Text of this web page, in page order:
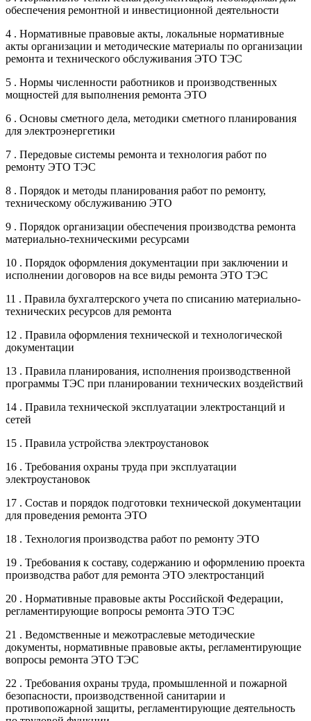
обеспечения ремонтной и инвестиционной деятельности
4 . Нормативные правовые акты, локальные нормативные
акты организации и методические материалы по организации
ремонта и технического обслуживания ЭТО ТЭС
5 . Нормы численности работников и производственных
мощностей для выполнения ремонта ЭТО
6 . Основы сметного дела, методики сметного планирования
для электроэнергетики
7 . Передовые системы ремонта и технология работ по
ремонту ЭТО ТЭС
8 . Порядок и методы планирования работ по ремонту,
техническому обслуживанию ЭТО
9 . Порядок организации обеспечения производства ремонта
материально-техническими ресурсами
10 . Порядок оформления документации при заключении и
исполнении договоров на все виды ремонта ЭТО ТЭС
11 . Правила бухгалтерского учета по списанию материально-
технических ресурсов для ремонта
12 . Правила оформления технической и технологической
документации
13 . Правила планирования, исполнения производственной
программы ТЭС при планировании технических воздействий
14 . Правила технической эксплуатации электростанций и
сетей
15 . Правила устройства электроустановок
16 . Требования охраны труда при эксплуатации
электроустановок
17 . Состав и порядок подготовки технической документации
для проведения ремонта ЭТО
18 . Технология производства работ по ремонту ЭТО
19 . Требования к составу, содержанию и оформлению проекта
производства работ для ремонта ЭТО электростанций
20 . Нормативные правовые акты Российской Федерации,
регламентирующие вопросы ремонта ЭТО ТЭС
21 . Ведомственные и межотраслевые методические
документы, нормативные правовые акты, регламентирующие
вопросы ремонта ЭТО ТЭС
22 . Требования охраны труда, промышленной и пожарной
безопасности, производственной санитарии и
противопожарной защиты, регламентирующие деятельность